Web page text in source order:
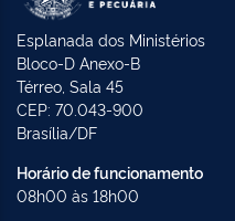
Esplanada dos Ministérios
Bloco-D Anexo-B
Térreo, Sala 45
CEP: 70.043-900
Brasília/DF
Horário de funcionamento
08h00 às 18h00